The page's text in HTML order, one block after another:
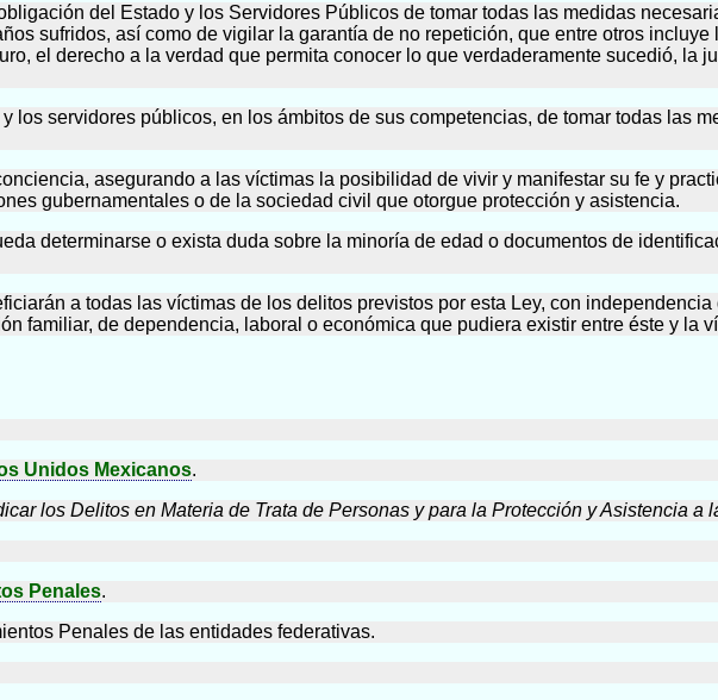
del Estado y los Servidores Públicos de tomar todas las medidas
sufridos, así como de vigilar la garantía de no repetición, que entre otros
el derecho a la verdad que permita conocer lo que verdaderamente sucedió, la
los servidores públicos, en los ámbitos de sus competencias, de tomar todas las
asegurando a las víctimas la posibilidad de vivir y manifestar su fe y
gubernamentales o de la sociedad civil que otorgue protección y asistencia.
determinarse o exista duda sobre la minoría de edad o documentos de
a todas las víctimas de los delitos previstos por esta Ley, con
familiar, de dependencia, laboral o económica que pudiera existir entre éste y la
Unidos Mexicanos.
los Delitos en Materia de Trata de Personas y para la Protección y Asistencia a
Penales.
Penales de las entidades federativas.